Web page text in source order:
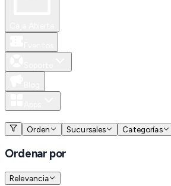
Orden Sucursales Categorías
Ordenar por
Relevancia